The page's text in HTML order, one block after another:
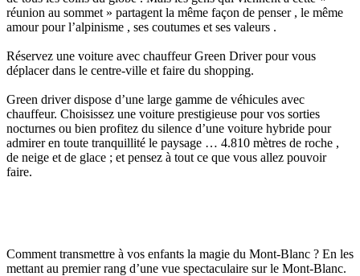
réunion au sommet » partagent la même façon de penser , le même
amour pour l’alpinisme , ses coutumes et ses valeurs .
Réservez une voiture avec chauffeur Green Driver pour vous
déplacer dans le centre-ville et faire du shopping.
Green driver dispose d’une large gamme de véhicules avec
chauffeur. Choisissez une voiture prestigieuse pour vos sorties
nocturnes ou bien profitez du silence d’une voiture hybride pour
admirer en toute tranquillité le paysage … 4.810 mètres de roche ,
de neige et de glace ; et pensez à tout ce que vous allez pouvoir
faire.
Comment transmettre à vos enfants la magie du Mont-Blanc ? En les
mettant au premier rang d’une vue spectaculaire sur le Mont-Blanc.